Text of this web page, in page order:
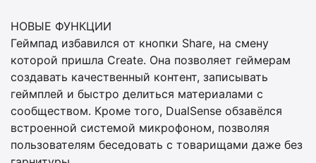
НОВЫЕ ФУНКЦИИ
Геймпад избавился от кнопки Share, на смену
которой пришла Create. Она позволяет геймерам
создавать качественный контент, записывать
геймплей и быстро делиться материалами с
сообществом. Кроме того, DualSense обзавёлся
встроенной системой микрофоном, позволяя
пользователям беседовать с товарищами даже без